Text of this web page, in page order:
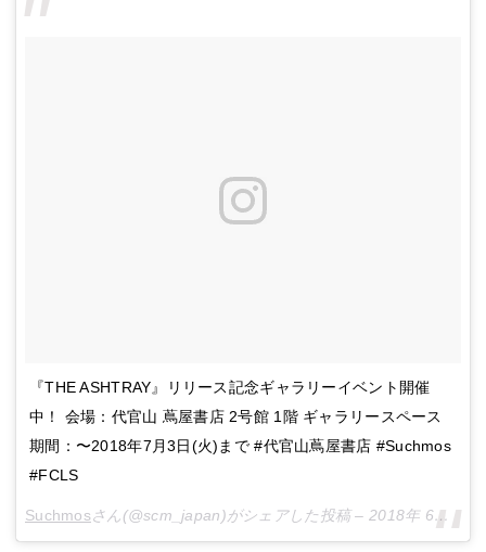
『THE ASHTRAY』リリース記念ギャラリーイベント開催
中！ 会場：代官山 蔦屋書店 2号館 1階 ギャラリースペース
期間：〜2018年7月3日(火)まで #代官山蔦屋書店 #Suchmos
#FCLS
Suchmosさん(@scm_japan)がシェアした投稿 – 2018年 6月月22日午前2時01分PDT